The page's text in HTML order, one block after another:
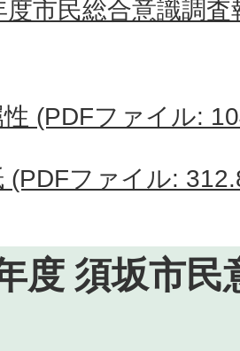
度市民総合意識調
性 (PDFファイル:
(PDFファイル:
度 須坂市民